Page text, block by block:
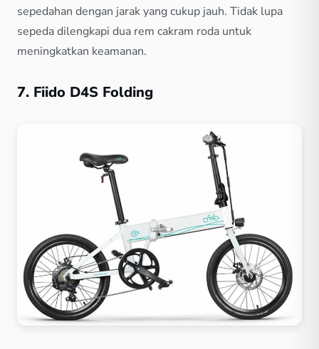
sepedahan dengan jarak yang cukup jauh. Tidak lupa
sepeda dilengkapi dua rem cakram roda untuk
meningkatkan keamanan.
7. Fiido D4S Folding